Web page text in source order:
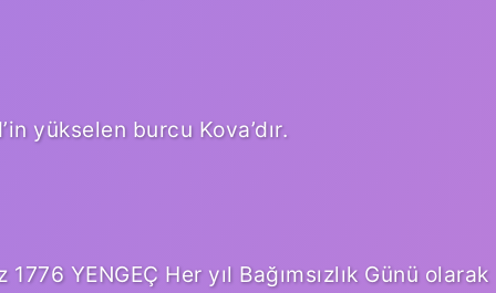
yükselen burcu Kova’dır.
YENGEÇ Her yıl Bağımsızlık Günü olarak